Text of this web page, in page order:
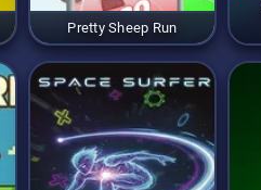
Pretty Sheep Run